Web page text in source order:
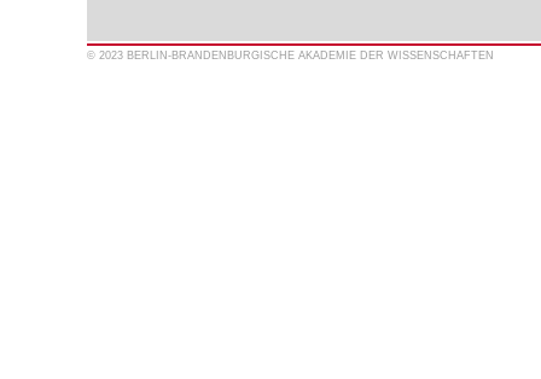
© 2023 BERLIN-BRANDENBURGISCHE AKADEMIE DER WISSENSCHAFTEN